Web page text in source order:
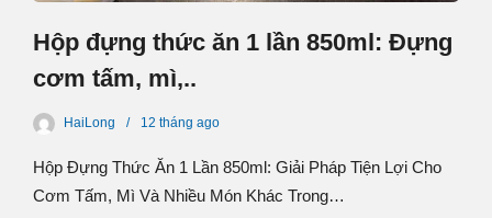
Hộp đựng thức ăn 1 lần 850ml: Đựng
cơm tấm, mì,..
HaiLong 12 tháng ago
Hộp Đựng Thức Ăn 1 Lần 850ml: Giải Pháp Tiện Lợi Cho
Cơm Tấm, Mì Và Nhiều Món Khác Trong…